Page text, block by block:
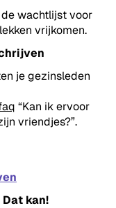
wachtlijst voor
vrijkomen.
je gezinsleden
“Kan ik ervoor
vriendjes?”.
kan!